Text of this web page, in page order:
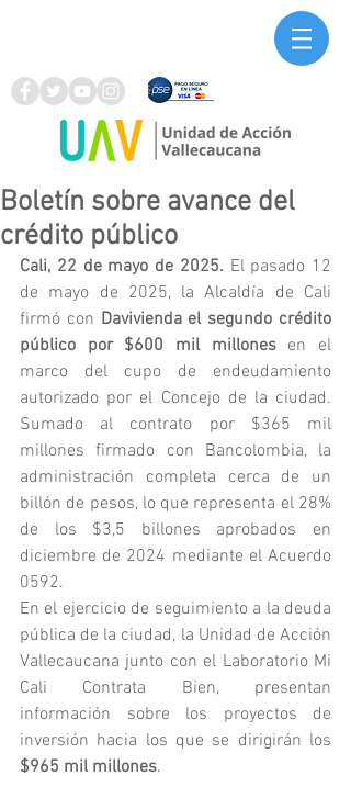
Boletín sobre avance del
crédito público
Cali, 22 de mayo de 2025. El pasado 12
de mayo de 2025, la Alcaldía de Cali
firmó con Davivienda el segundo crédito
público por $600 mil millones en el
marco del cupo de endeudamiento
autorizado por el Concejo de la ciudad.
Sumado al contrato por $365 mil
millones firmado con Bancolombia, la
administración completa cerca de un
billón de pesos, lo que representa el 28%
de los $3,5 billones aprobados en
diciembre de 2024 mediante el Acuerdo
0592.
En el ejercicio de seguimiento a la deuda
pública de la ciudad, la Unidad de Acción
Vallecaucana junto con el Laboratorio Mi
Cali Contrata Bien, presentan
información sobre los proyectos de
$965 mil millones.